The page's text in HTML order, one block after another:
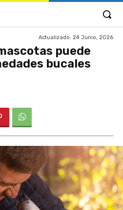
Actualizado: 24 Junio, 2026
puede
bucales